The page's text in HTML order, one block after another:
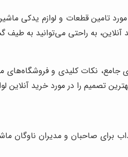
تامین قطعات و لوازم یدکی
به راحتی می‌توانید به
جامع، نکات کلیدی و
تصمیم را در مورد خرید آنلاین
برای صاحبان و مدیران ناوگان